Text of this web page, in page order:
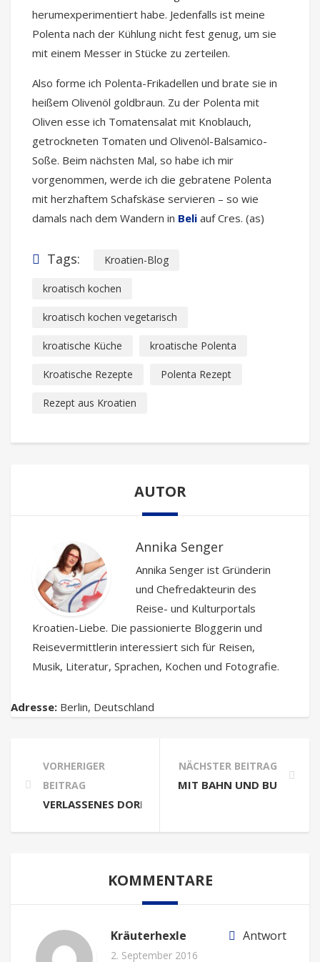
herumexperimentiert habe. Jedenfalls ist meine
Polenta nach der Kühlung nicht fest genug, um sie
mit einem Messer in Stücke zu zerteilen.
Also forme ich Polenta-Frikadellen und brate sie in
heißem Olivenöl goldbraun. Zu der Polenta mit
Oliven esse ich Tomatensalat mit Knoblauch,
getrockneten Tomaten und Olivenöl-Balsamico-
Soße. Beim nächsten Mal, so habe ich mir
vorgenommen, werde ich die gebratene Polenta
mit herzhaftem Schafskäse servieren – so wie
damals nach dem Wandern in Beli auf Cres. (as)
Tags: Kroatien-Blog
kroatisch kochen
kroatisch kochen vegetarisch
kroatische Küche kroatische Polenta
Kroatische Rezepte Polenta Rezept
Rezept aus Kroatien
AUTOR
Annika Senger
Annika Senger ist Gründerin
und Chefredakteurin des
Reise- und Kulturportals
Kroatien-Liebe. Die passionierte Bloggerin und
Reisevermittlerin interessiert sich für Reisen,
Musik, Literatur, Sprachen, Kochen und Fotografie.
Adresse: Berlin, Deutschland
VORHERIGER
BEITRAG
VERLASSENES DORF IN KROATIEN: NISKA AUF CRES
NÄCHSTER BEITRAG
MIT BAHN UND BUS NACH
KOMMENTARE
Kräuterhexle Antwort
2. September 2016